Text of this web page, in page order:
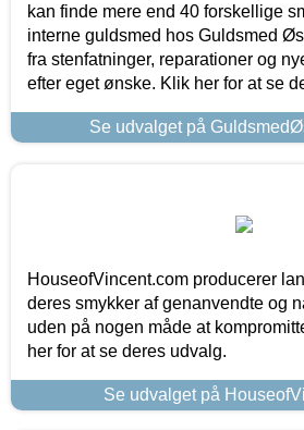
kan finde mere end 40 forskellige
interne guldsmed hos Guldsmed
fra stenfatninger, reparationer og
efter eget ønske. Klik her for at se
Se udvalget på
HouseofVincent.com producerer
deres smykker af genanvendte og
uden på nogen måde at
her for at se deres udvalg.
Se udvalget på